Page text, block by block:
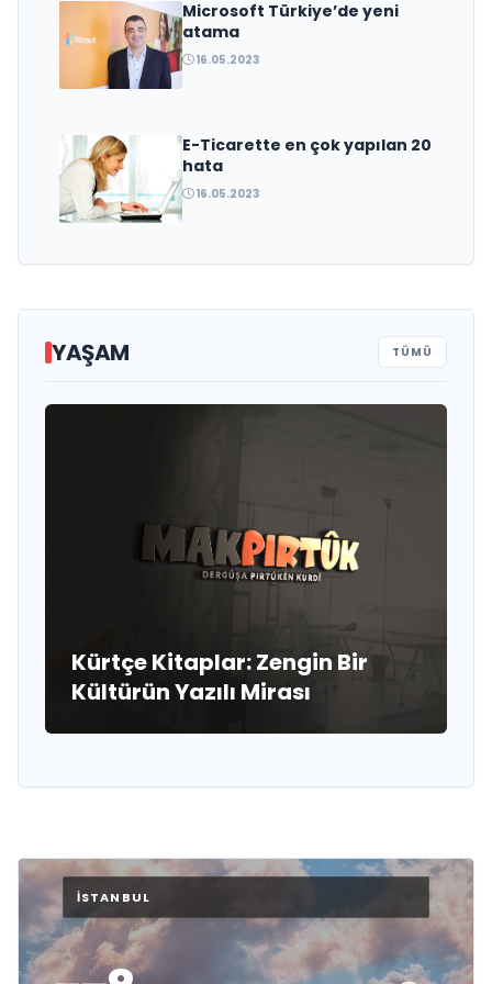
Microsoft Türkiye’de yeni
atama
16.05.2023
E-Ticarette en çok yapılan 20
hata
16.05.2023
YAŞAM TÜMÜ
Kürtçe Kitaplar: Zengin Bir
Kültürün Yazılı Mirası